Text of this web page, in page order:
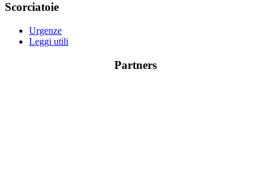
Scorciatoie
Urgenze
Leggi utili
Partners